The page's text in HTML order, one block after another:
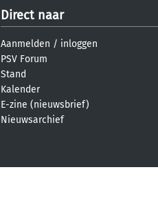
Direct naar
Aanmelden / inloggen
PSV Forum
Stand
Kalender
E-zine (nieuwsbrief)
Nieuwsarchief